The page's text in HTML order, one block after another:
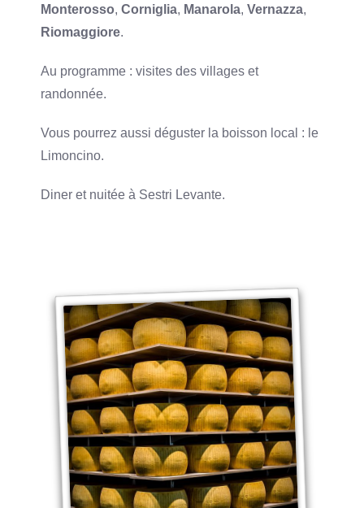
Monterosso,Corniglia, Manarola,Vernazza,
Riomaggiore.
Au programme : visites des villages et
randonnée.
Vous pourrez aussi déguster la boisson local : le
Limoncino.
Diner et nuitée à Sestri Levante.